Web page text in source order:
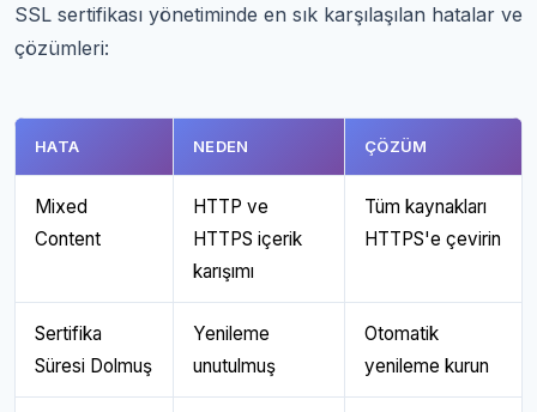
SSL sertifikası yönetiminde en sık karşılaşılan hatalar ve
çözümleri:
HATA NEDEN ÇÖZÜM
Mixed
Content
HTTP ve
HTTPS içerik
karışımı
Tüm kaynakları
HTTPS'e çevirin
Sertifika
Süresi Dolmuş
Yenileme
unutulmuş
Otomatik
yenileme kurun